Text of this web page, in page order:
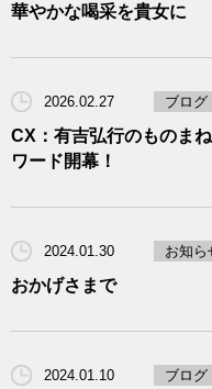
華やかな喝采を貴女に
2026.02.27 ブログ
CX：有吉弘行のものま
ワード開幕！
2024.01.30 お知ら
おかげさまで
2024.01.10 ブログ